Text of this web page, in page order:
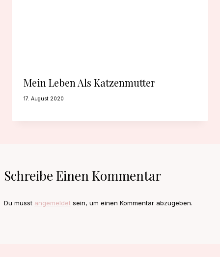
Mein Leben Als Katzenmutter
17. August 2020
Schreibe Einen Kommentar
Du musst angemeldet sein, um einen Kommentar abzugeben.